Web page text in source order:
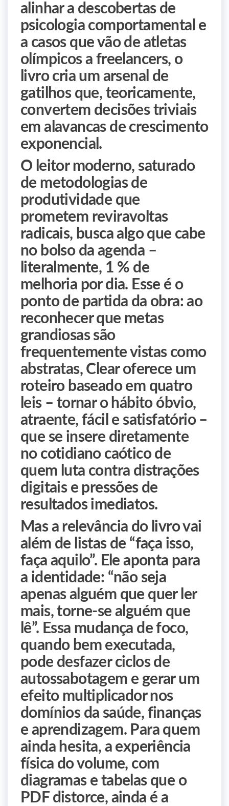
alinhar a descobertas de
psicologia comportamental e
a casos que vão de atletas
olímpicos a freelancers, o
livro cria um arsenal de
gatilhos que, teoricamente,
convertem decisões triviais
em alavancas de crescimento
exponencial.
O leitor moderno, saturado
de metodologias de
produtividade que
prometem reviravoltas
radicais, busca algo que cabe
no bolso da agenda –
literalmente, 1 % de
melhoria por dia. Esse é o
ponto de partida da obra: ao
reconhecer que metas
grandiosas são
frequentemente vistas como
abstratas, Clear oferece um
roteiro baseado em quatro
leis – tornar o hábito óbvio,
atraente, fácil e satisfatório –
que se insere diretamente
no cotidiano caótico de
quem luta contra distrações
digitais e pressões de
resultados imediatos.
Mas a relevância do livro vai
além de listas de “faça isso,
faça aquilo”. Ele aponta para
a identidade: “não seja
apenas alguém que quer ler
mais, torne‑se alguém que
lê”. Essa mudança de foco,
quando bem executada,
pode desfazer ciclos de
autossabotagem e gerar um
efeito multiplicador nos
domínios da saúde, finanças
e aprendizagem. Para quem
ainda hesita, a experiência
física do volume, com
diagramas e tabelas que o
PDF distorce, ainda é a